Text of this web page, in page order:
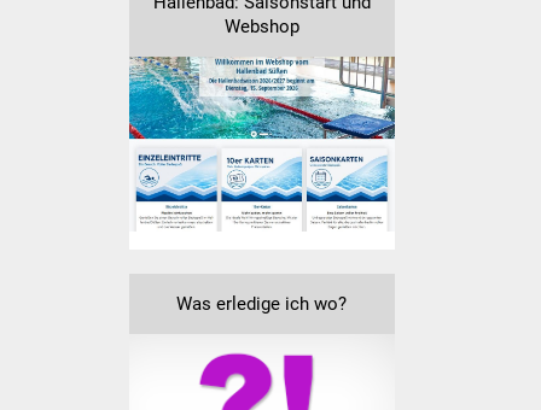
Senioren
Stadtseniorenrat
Sommerwochen für
Ältere
Seniorenwohn- und
Pflegeheim
Kinder und Jugendliche
Webshop
Was erledige ich wo?